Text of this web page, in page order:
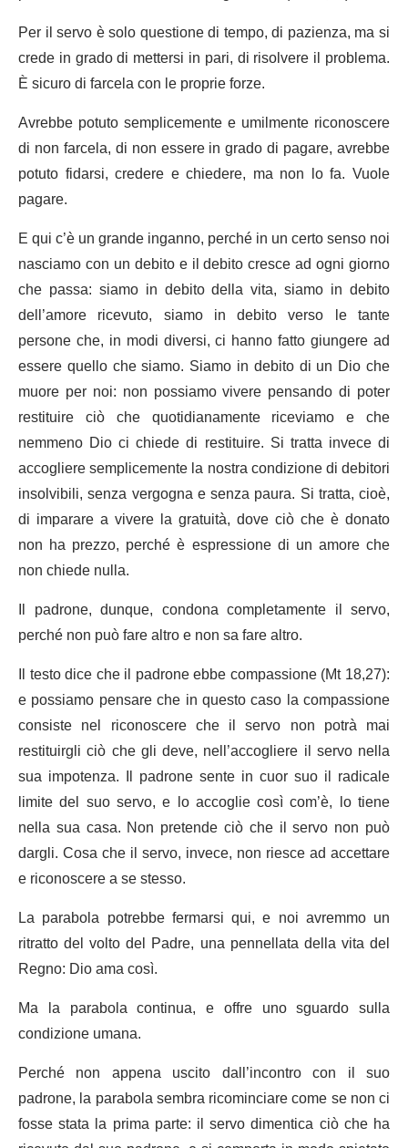
Per il servo è solo questione di tempo, di pazienza, ma si
crede in grado di mettersi in pari, di risolvere il problema.
È sicuro di farcela con le proprie forze.
Avrebbe potuto semplicemente e umilmente riconoscere
di non farcela, di non essere in grado di pagare, avrebbe
potuto fidarsi, credere e chiedere, ma non lo fa. Vuole
pagare.
E qui c’è un grande inganno, perché in un certo senso noi
nasciamo con un debito e il debito cresce ad ogni giorno
che passa: siamo in debito della vita, siamo in debito
dell’amore ricevuto, siamo in debito verso le tante
persone che, in modi diversi, ci hanno fatto giungere ad
essere quello che siamo. Siamo in debito di un Dio che
muore per noi: non possiamo vivere pensando di poter
restituire ciò che quotidianamente riceviamo e che
nemmeno Dio ci chiede di restituire. Si tratta invece di
accogliere semplicemente la nostra condizione di debitori
insolvibili, senza vergogna e senza paura. Si tratta, cioè,
di imparare a vivere la gratuità, dove ciò che è donato
non ha prezzo, perché è espressione di un amore che
non chiede nulla.
Il padrone, dunque, condona completamente il servo,
perché non può fare altro e non sa fare altro.
Il testo dice che il padrone ebbe compassione (Mt 18,27):
e possiamo pensare che in questo caso la compassione
consiste nel riconoscere che il servo non potrà mai
restituirgli ciò che gli deve, nell’accogliere il servo nella
sua impotenza. Il padrone sente in cuor suo il radicale
limite del suo servo, e lo accoglie così com’è, lo tiene
nella sua casa. Non pretende ciò che il servo non può
dargli. Cosa che il servo, invece, non riesce ad accettare
e riconoscere a se stesso.
La parabola potrebbe fermarsi qui, e noi avremmo un
ritratto del volto del Padre, una pennellata della vita del
Regno: Dio ama così.
Ma la parabola continua, e offre uno sguardo sulla
condizione umana.
Perché non appena uscito dall’incontro con il suo
padrone, la parabola sembra ricominciare come se non ci
fosse stata la prima parte: il servo dimentica ciò che ha